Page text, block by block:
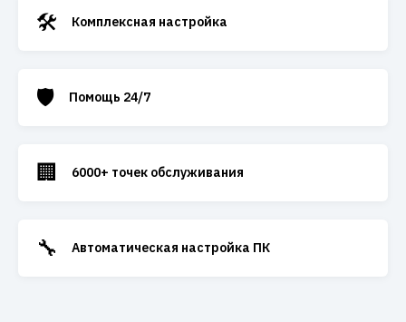
🛠️ Комплексная настройка
🛡️ Помощь 24/7
🏢 6000+ точек обслуживания
🔧 Автоматическая настройка ПК